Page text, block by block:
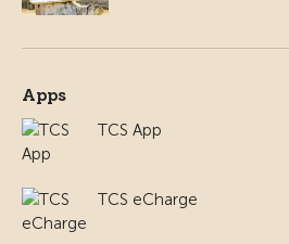
Apps
TCS App
TCS eCharge